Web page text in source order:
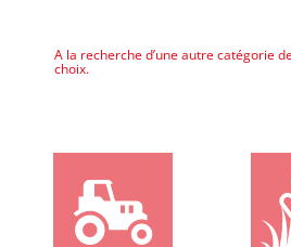
A la recherche d’une autre catégorie
choix.